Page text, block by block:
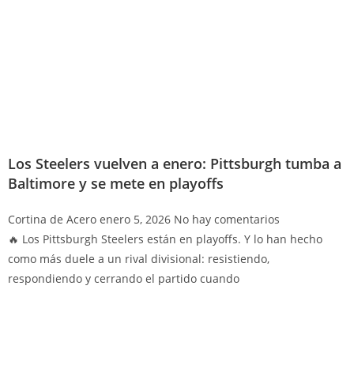
Los Steelers vuelven a enero: Pittsburgh tumba a
Baltimore y se mete en playoffs
Cortina de Acero enero 5, 2026 No hay comentarios
🔥 Los Pittsburgh Steelers están en playoffs. Y lo han hecho
como más duele a un rival divisional: resistiendo,
respondiendo y cerrando el partido cuando